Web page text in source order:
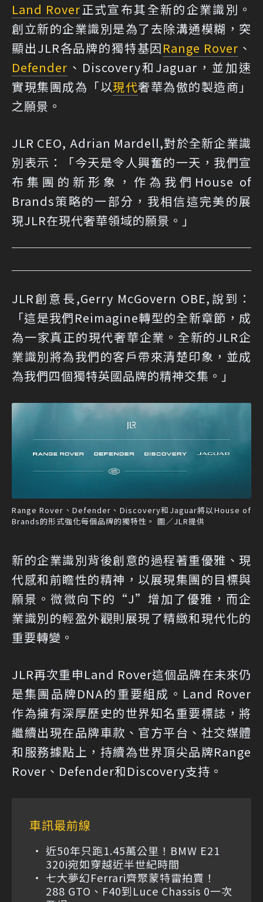
Land Rover正式宣布其全新的企業識別。
創立新的企業識別是為了去除溝通模糊，突
顯出JLR各品牌的獨特基因Range Rover 、
Defender 、Discovery和Jaguar，並加速
實現集團成為「以現代奢華為傲的製造商」
之願景。
JLR CEO, Adrian Mardell,對於全新企業識
別表示：「今天是令人興奮的一天，我們宣
布集團的新形象，作為我們House of
Brands策略的一部分，我相信這完美的展
現JLR在現代奢華領域的願景。」
JLR創意長,Gerry McGovern OBE,說到：
「這是我們Reimagine轉型的全新章節，成
為一家真正的現代奢華企業。全新的JLR企
業識別將為我們的客戶帶來清楚印象，並成
為我們四個獨特英國品牌的精神交集。」
Range Rover、Defender、Discovery和Jaguar將以House of
Brands的形式強化每個品牌的獨特性。 圖／JLR提供
新的企業識別背後創意的過程著重優雅、現
代感和前瞻性的精神，以展現集團的目標與
願景。微微向下的“J”增加了優雅，而企
業識別的輕盈外觀則展現了精緻和現代化的
重要轉變。
JLR再次重申Land Rover這個品牌在未來仍
是集團品牌DNA的重要組成。Land Rover
作為擁有深厚歷史的世界知名重要標誌，將
繼續出現在品牌車款、官方平台、社交媒體
和服務據點上，持續為世界頂尖品牌Range
Rover、Defender和Discovery支持。
車訊最前線
近50年只跑1.45萬公里！BMW E21
320i宛如穿越近半世紀時間
七大夢幻Ferrari齊聚蒙特雷拍賣！
288 GTO、F40到Luce Chassis 0一次